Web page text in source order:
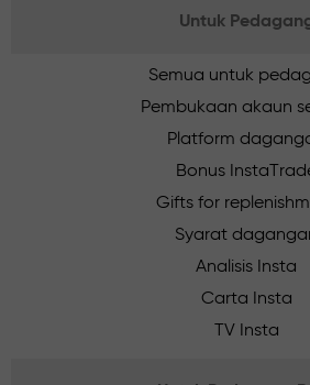
Untuk
Semua untuk
Pembukaan akaun
Platform
Bonus
Gifts for
Syarat
Analisis Insta
Carta Insta
TV Insta